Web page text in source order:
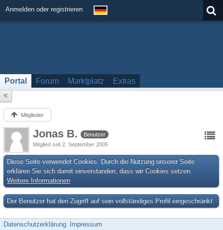
Anmelden oder registrieren
Portal Forum Marktplatz Extras
Mitglieder
Jonas B.
Benutzer
Mitglied seit 2. September 2005
Diese Seite verwendet Cookies. Durch die Nutzung unserer Seite
erklären Sie sich damit einverstanden, dass wir Cookies setzen.
Weitere Informationen
Der Benutzer hat den Zugriff auf sein vollständiges Profil eingeschränkt.
Datenschutzerklärung Impressum